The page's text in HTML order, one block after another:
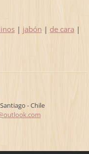
| jabón | de cara |
- Chile
ook.com